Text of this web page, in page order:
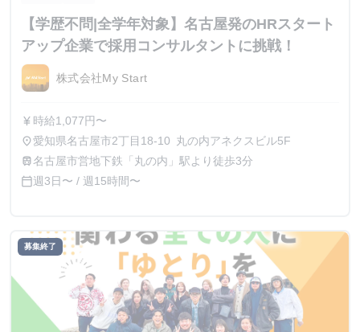
【学歴不問|全学年対象】名古屋発のHRスタート
アップ企業で採用コンサルタントに挑戦！
株式会社My Start
currency_yen 時給1,077円〜
place愛知県名古屋市2丁目18-10 丸の内アネクスビル5F
train名古屋市営地下鉄「丸の内」駅より徒歩3分
calendar_today週3日〜 / 週15時間〜
募集終了